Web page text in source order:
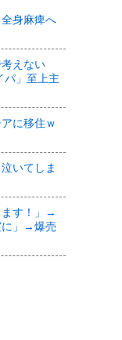
全身麻痺へ
考えない
パ」至上主
に移住ｗ
いてしま
ます！」→
」→爆売